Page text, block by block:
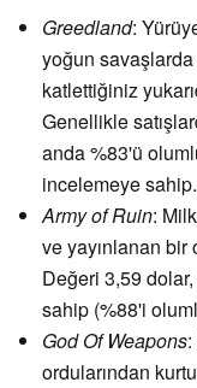
Greedland:
yoğun savaşlarda
katlettiğiniz
Genellikle
anda %83'ü
incelemeye sahip.
Army of Ruin:
ve yayınlanan bir
Değeri 3,59
sahip (%88'i
God Of Weapons
ordularından